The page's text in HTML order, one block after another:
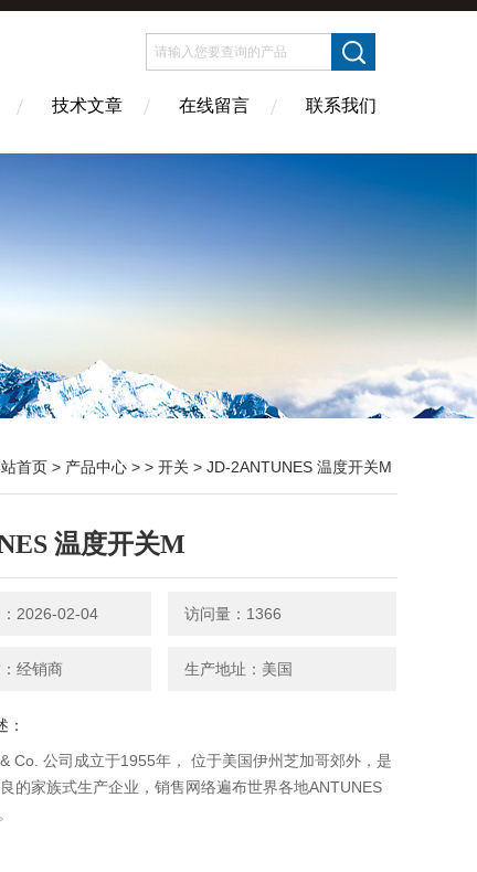
技术文章 在线留言 联系我们
首页 > 产品中心 > > 开关 > JD-2ANTUNES 温度开关M
温度开关M
2026-02-04 访问量：1366
经销商 生产地址：美国
：
Co. 公司成立于1955年， 位于美国伊州芝加哥郊外，是
的家族式生产企业，销售网络遍布世界各地ANTUNES